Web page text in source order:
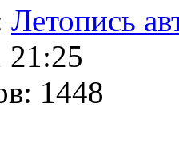
Летопись
21:25
1448